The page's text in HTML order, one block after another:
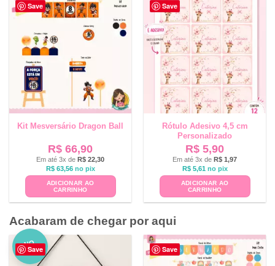
Save
Kit Mesversário Dragon Ball
R$ 66,90
Em até 3x de R$ 22,30
R$63,56 no pix
ADICIONAR AO
CARRINHO
Save
Rótulo Adesivo 4,5 cm
Personalizado
R$ 5,90
Em até 3x de R$ 1,97
R$5,61 no pix
ADICIONAR AO
CARRINHO
Acabaram de chegar por aqui
Save
NO
VO Save